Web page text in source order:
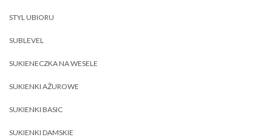
STYL UBIORU
SUBLEVEL
SUKIENECZKA NA WESELE
SUKIENKI AŻUROWE
SUKIENKI BASIC
SUKIENKI DAMSKIE